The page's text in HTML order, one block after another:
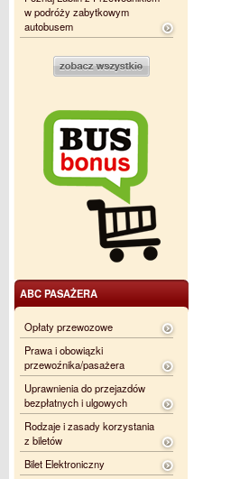
w podróży zabytkowym
autobusem
ABC PASAŻERA
Opłaty przewozowe
Prawa i obowiązki
przewoźnika/pasażera
Uprawnienia do przejazdów
bezpłatnych i ulgowych
Rodzaje i zasady korzystania
z biletów
Bilet Elektroniczny